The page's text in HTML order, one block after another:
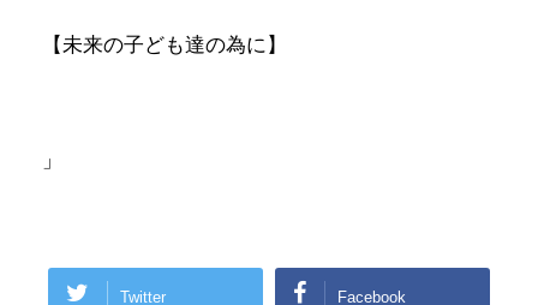
【未来の子ども達の為に】
」
Twitter Facebook